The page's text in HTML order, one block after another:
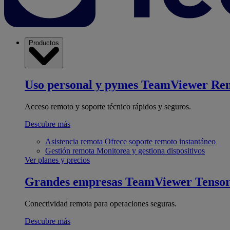
Productos
Uso personal y pymes TeamViewer
Acceso remoto y soporte técnico rápidos y seguros.
Descubre más
Asistencia remota Ofrece soporte remoto instantáneo
Gestión remota Monitorea y gestiona dispositivos
Ver planes y precios
Grandes empresas TeamViewer Tensor
Conectividad remota para operaciones seguras.
Descubre más